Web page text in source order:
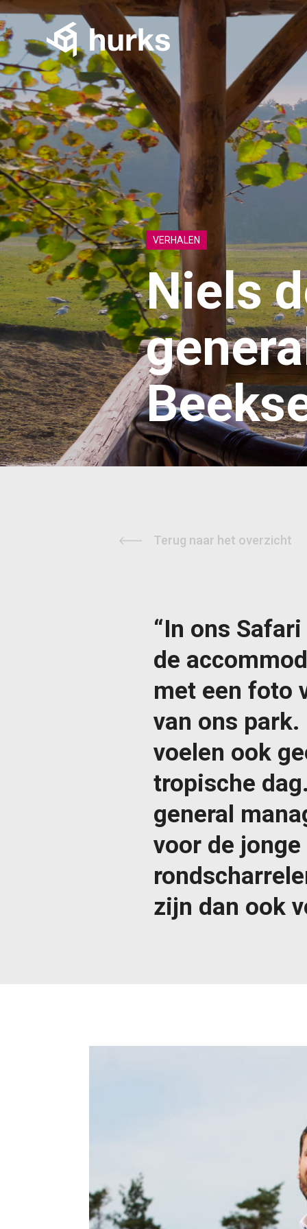
VERHALEN
Niels
Terug naar het overzicht
“In ons
de
met een foto
van ons park.
voelen ook
tropische
general
voor de
zijn dan ook